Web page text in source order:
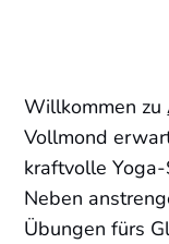
Willkommen zu
Vollmond
kraftvolle
Neben
Übungen fürs